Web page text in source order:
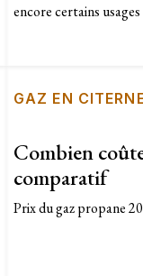
encore certains
GAZ EN
Combien
comparatif
Prix du gaz propane